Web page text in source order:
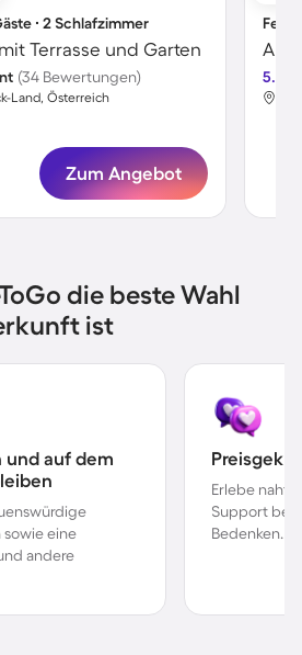
∙ 2 Schlafzimmer
Terrasse und Garten
(34 Bewertungen)
Land, Österreich
Zum Angebot
5.0
die beste Wahl
ist
und auf dem
eine
andere
Erlebe
Support bei
Bedenken.